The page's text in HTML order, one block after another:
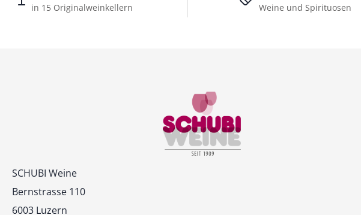
in 15 Originalweinkellern Weine und Spirituosen
Kontakt
SCHUBI Weine
Bernstrasse 110
6003 Luzern